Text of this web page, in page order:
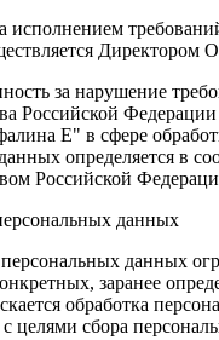
исполнением
за нарушение
Российской
Е" в сфере
определяется в
Российской
данных
данных
заранее
обработка
целями сбора